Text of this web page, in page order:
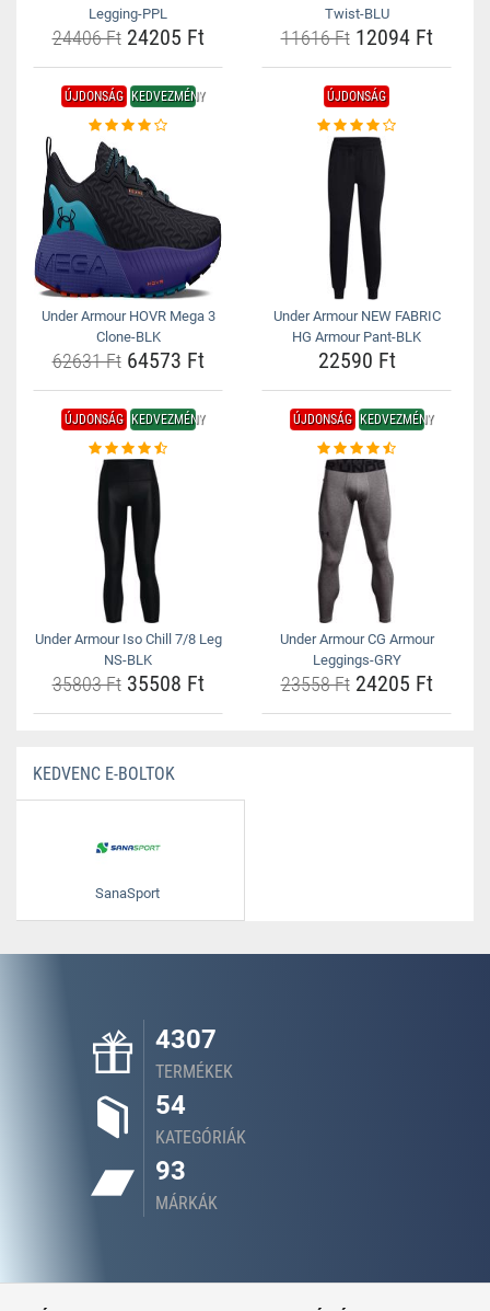
Legging-PPL
24406 Ft24205 Ft
Twist-BLU
11616 Ft12094 Ft
ÚJDONSÁG KEDVEZMÉNY
Under Armour HOVR Mega 3
Clone-BLK
62631 Ft64573 Ft
ÚJDONSÁG
Under Armour NEW FABRIC
HG Armour Pant-BLK
22590 Ft
ÚJDONSÁG KEDVEZMÉNY
Under Armour Iso Chill 7/8 Leg
NS-BLK
35803 Ft35508 Ft
ÚJDONSÁG KEDVEZMÉNY
Under Armour CG Armour
Leggings-GRY
23558 Ft24205 Ft
KEDVENC E-BOLTOK
SanaSport
4307
TERMÉKEK
54
KATEGÓRIÁK
93
MÁRKÁK